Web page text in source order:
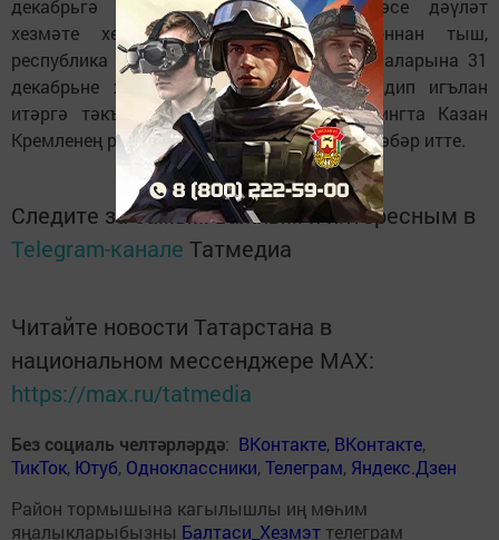
декабрьгә күчерү турындагы күрсәтмәсе дәүләт
хезмәте хезмәткәрләренә кагыла. Моннан тыш,
республика предприятиеләренә һәм оешмаларына 31
декабрьне хезмәткәрләр өчен ял көне дип игълан
итәргә тәкъдим ителде. Бу хакта брифингта Казан
Кремленең рәсми вәкиле Лилия Галимова хәбәр итте.
Следите за самым важным и интересным в
Telegram-канале Татмедиа
Читайте новости Татарстана в
национальном мессенджере MАХ:
https://max.ru/tatmedia
Без социаль челтәрләрдә: ВКонтакте, ВКонтакте,
ТикТок, Ютуб, Одноклассники,Телеграм, Яндекс.Дзен
Район тормышына кагылышлы иң мөһим
яңалыкларыбызны Балтаси_Хезмэт телеграм